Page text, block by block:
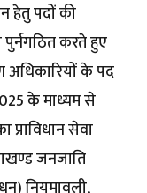
हेतु पदों की
करते हुए
अधिकारियों के पद
के माध्यम से
सेवा
जनजाति